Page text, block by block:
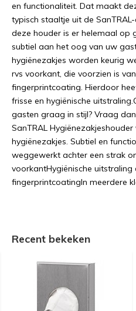
en functionaliteit. Dat maakt
typisch staaltje uit de
deze houder is er helemaal op
subtiel aan het oog van uw
hygiënezakjes worden keurig
rvs voorkant, die voorzien is
fingerprintcoating. Hierdoor
frisse en hygiënische
gasten graag in stijl? Vraag
SanTRAL
hygiënezakjes. Subtiel en
weggewerkt achter een strak
voorkantHygiënische uitstraling
fingerprintcoatingIn meerdere
Recent bekeken